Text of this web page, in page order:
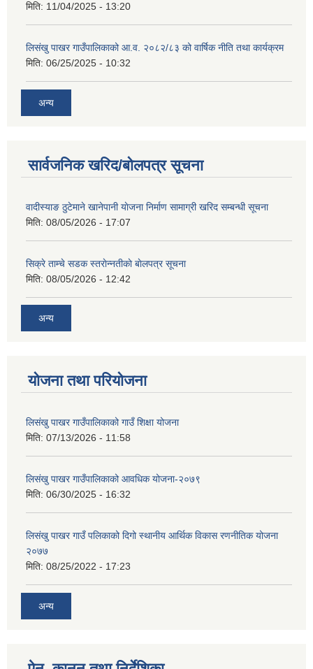
मिति: 11/04/2025 - 13:20
लिसंखु पाखर गाउँपालिकाको आ.व. २०८२/८३ को वार्षिक नीति तथा कार्यक्रम
मिति: 06/25/2025 - 10:32
अन्य
सार्वजनिक खरिद/बोलपत्र सूचना
वादीस्याङ ठुटेमाने खानेपानी याेजना निर्माण सामाग्री खरिद सम्बन्धी सूचना
मिति: 08/05/2026 - 17:07
सिक्रे ताम्चे सडक स्तराेन्नतीकाे बाेलपत्र सूचना
मिति: 08/05/2026 - 12:42
अन्य
योजना तथा परियोजना
लिसंखु पाखर गाउँपालिकाको गाउँ शिक्षा योजना
मिति: 07/13/2026 - 11:58
लिसंखु पाखर गाउँपालिकाको आवधिक योजना-२०७९
मिति: 06/30/2025 - 16:32
लिसंखु पाखर गाउँ पलिकाको दिगो स्थानीय आर्थिक विकास रणनीतिक योजना
२०७७
मिति: 08/25/2022 - 17:23
अन्य